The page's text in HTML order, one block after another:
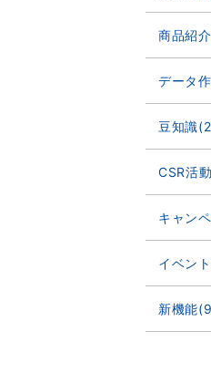
商品紹
データ
豆知識
CSR活
キャン
イベン
新機能